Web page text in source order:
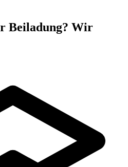
Beiladung? Wir